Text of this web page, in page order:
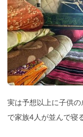
実は予想以上に子供
で家族4人が並んで寝